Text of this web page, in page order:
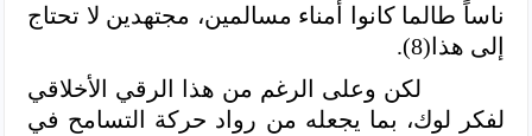
ناساً طالما كانوا أمناء مسالمين، مجتهدين لا تحتاج
إلى هذا(8).
لكن وعلى الرغم من هذا الرقي الأخلاقي
لفكر لوك، بما يجعله من رواد حركة التسامح في